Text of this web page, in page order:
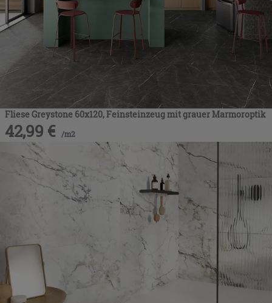
Fliese Greystone 60x120, Feinsteinzeug mit grauer Marmoroptik
42,99 € /m2